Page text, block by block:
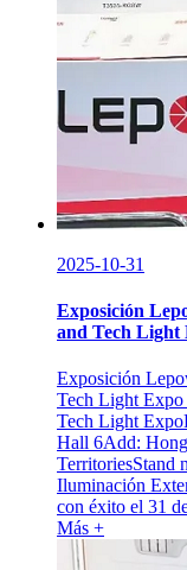
2025-10-31
Exposición
and Tech Light
Exposición
Tech Light
Tech Light
Hall 6Add:
TerritoriesStand
Iluminación
con éxito el 31
Más +